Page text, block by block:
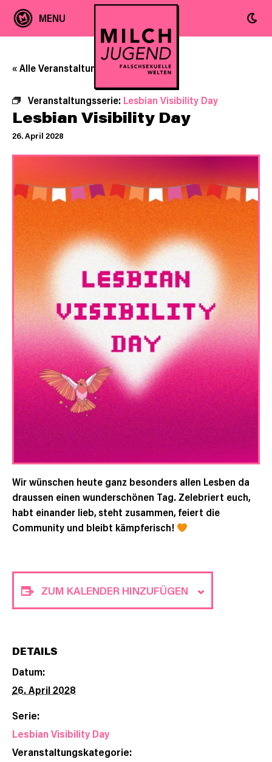
« Alle Veranstaltungen
Veranstaltungsserie: Lesbian Visibility Day
Lesbian Visibility Day
26. April 2028
Wir wünschen heute ganz besonders allen Lesben da
draussen einen wunderschönen Tag. Zelebriert euch,
habt einander lieb, steht zusammen, feiert die
Community und bleibt kämpferisch!
ZUM KALENDER HINZUFÜGEN
DETAILS
Datum:
26. April 2028
Serie:
Lesbian Visibility Day
Veranstaltungskategorie: